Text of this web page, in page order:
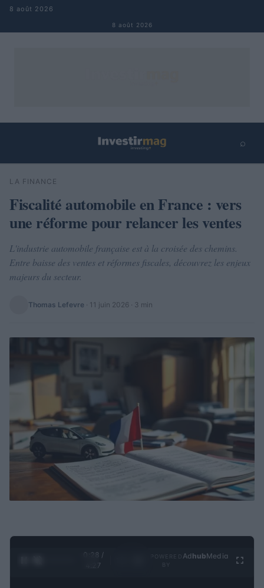
Aller au contenu
8 août 2026
8 août 2026
⌕
Rechercher
LA FINANCE
Fiscalité automobile en France : vers
une réforme pour relancer les ventes
L'industrie automobile française est à la croisée des chemins.
Entre baisse des ventes et réformes fiscales, découvrez les enjeux
majeurs du secteur.
Thomas Lefevre · 11 juin 2026 · 3 min
0:29 /
4:27
Ad hubMedia